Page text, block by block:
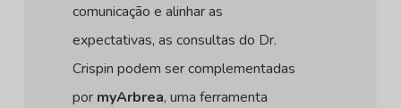
comunicação e alinhar as
expectativas, as consultas do Dr.
Crispin podem ser complementadas
por myArbrea, uma ferramenta